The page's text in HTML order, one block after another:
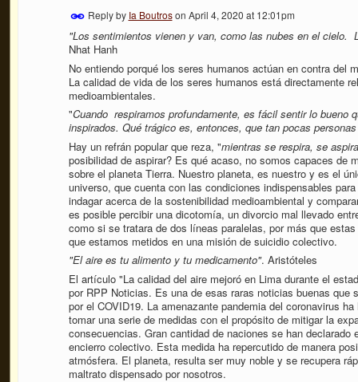
Reply by Ia Boutroson April 4, 2020 at 12:01pm
"Los sentimientos vienen y van, como las nubes en el cielo.
Nhat Hanh
No entiendo porqué los seres humanos actúan en contra del
La calidad de vida de los seres humanos está directamente
medioambientales.
"Cuando respiramos profundamente, es fácil sentir lo
inspirados. Qué trágico es, entonces, que tan pocas
Hay un refrán popular que reza, "mientras se respira, se
posibilidad de aspirar? Es qué acaso, no somos capaces de
sobre el planeta Tierra. Nuestro planeta, es nuestro y es el
universo, que cuenta con las condiciones indispensables
indagar acerca de la sostenibilidad medioambiental y
es posible percibir una dicotomía, un divorcio mal llevado
como si se tratara de dos líneas paralelas, por más que
que estamos metidos en una misión de suicidio colectivo.
"El aire es tu alimento y tu medicamento". Aristóteles
El artículo "La calidad del aire mejoró en Lima durante el
por RPP Noticias. Es una de esas raras noticias buenas que
por el COVID19. La amenazante pandemia del coronavirus
tomar una serie de medidas con el propósito de mitigar la
consecuencias. Gran cantidad de naciones se han
encierro colectivo. Esta medida ha repercutido de manera
atmósfera. El planeta, resulta ser muy noble y se recupera
maltrato dispensado por nosotros.